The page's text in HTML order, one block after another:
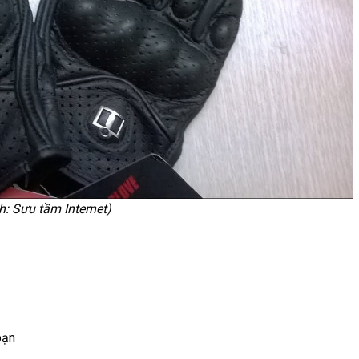
Sưu tầm Internet)